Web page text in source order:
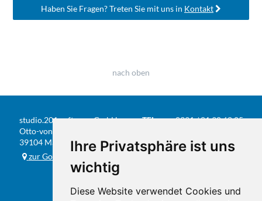
Ihre Privatsphäre ist uns
wichtig
Diese Website verwendet Cookies und
Haben Sie Fragen? Treten Sie mit uns in Kontakt
nach oben
studio.201 software GmbH
Otto-von-Guericke-Str. 104
39104 Magdeburg
zur Google-Karte
TEL
0391 / 81 90 68 05
E-MAIL info@studio201.de